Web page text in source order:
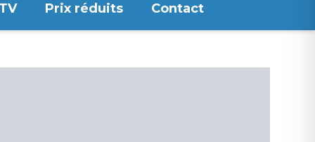
Prix réduits Contact